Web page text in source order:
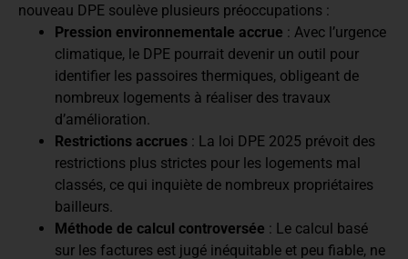
nouveau DPE soulève plusieurs préoccupations :
Pression environnementale accrue : Avec l’urgence
climatique, le DPE pourrait devenir un outil pour
identifier les passoires thermiques, obligeant de
nombreux logements à réaliser des travaux
d’amélioration.
Restrictions accrues : La loi DPE 2025 prévoit des
restrictions plus strictes pour les logements mal
classés, ce qui inquiète de nombreux propriétaires
bailleurs.
Méthode de calcul controversée : Le calcul basé
sur les factures est jugé inéquitable et peu fiable, ne